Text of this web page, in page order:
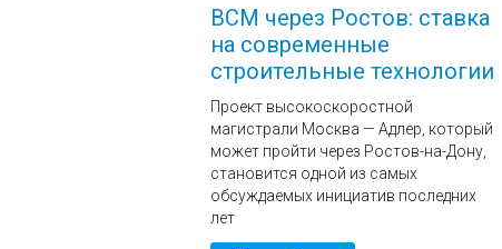
ВСМ через Ростов: ставка
на современные
строительные технологии
Проект высокоскоростной
магистрали Москва — Адлер, который
может пройти через Ростов-на-Дону,
становится одной из самых
обсуждаемых инициатив последних
лет